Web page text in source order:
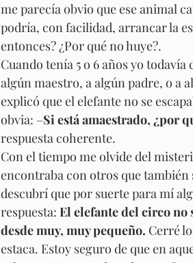
me parecía obvio que ese animal
podría, con facilidad, arrancar la
entonces? ¿Por qué no huye?.
Cuando tenía 5 o 6 años yo
algún maestro, a algún padre, o a
explicó que el elefante no se
obvia: –Si está amaestrado, ¿por
respuesta coherente.
Con el tiempo me olvide del
encontraba con otros que también
descubrí que por suerte para mí
respuesta: El elefante del circo no
desde muy, muy pequeño. Cerré
estaca. Estoy seguro de que en